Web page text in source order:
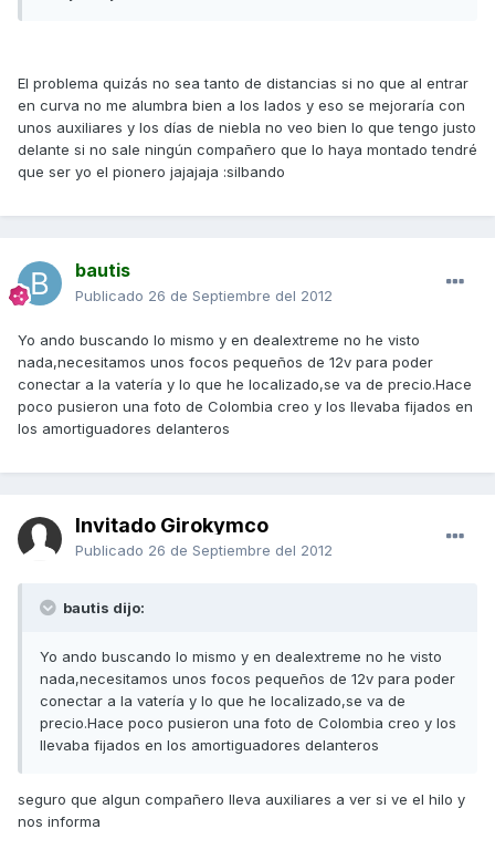
El problema quizás no sea tanto de distancias si no que al entrar
en curva no me alumbra bien a los lados y eso se mejoraría con
unos auxiliares y los días de niebla no veo bien lo que tengo justo
delante si no sale ningún compañero que lo haya montado tendré
que ser yo el pionero jajajaja :silbando
bautis
Publicado 26 de Septiembre del 2012
Yo ando buscando lo mismo y en dealextreme no he visto
nada,necesitamos unos focos pequeños de 12v para poder
conectar a la vatería y lo que he localizado,se va de precio.Hace
poco pusieron una foto de Colombia creo y los llevaba fijados en
los amortiguadores delanteros
Invitado Girokymco
Publicado 26 de Septiembre del 2012
bautis dijo:
Yo ando buscando lo mismo y en dealextreme no he visto
nada,necesitamos unos focos pequeños de 12v para poder
conectar a la vatería y lo que he localizado,se va de
precio.Hace poco pusieron una foto de Colombia creo y los
llevaba fijados en los amortiguadores delanteros
seguro que algun compañero lleva auxiliares a ver si ve el hilo y
nos informa